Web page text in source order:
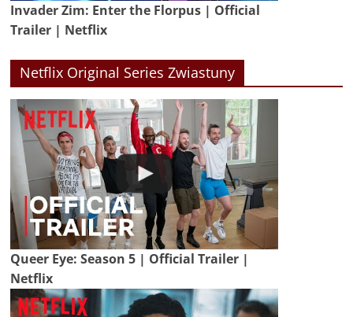
Invader Zim: Enter the Florpus | Official
Trailer | Netflix
Netflix Original Series Zwiastuny
Queer Eye: Season 5 | Official Trailer |
Netflix